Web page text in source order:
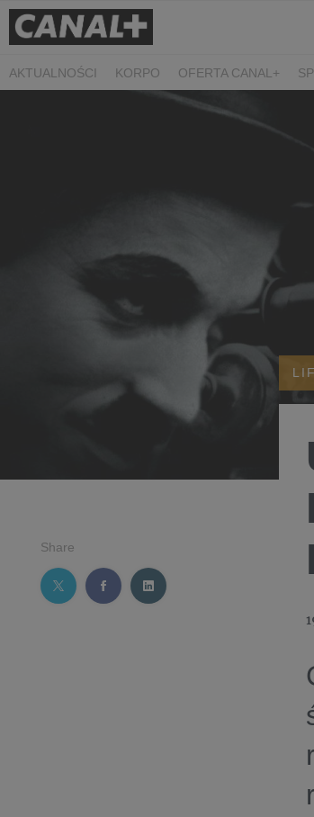
AKTUALNOŚCI KORPO OFERTA CANAL+
PROSTA SPRAWA
Share